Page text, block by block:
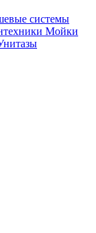
системы
Мойки